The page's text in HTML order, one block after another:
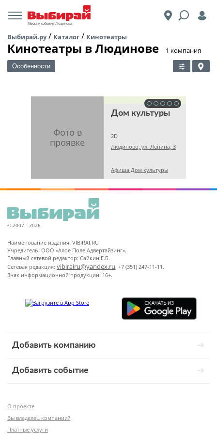
Места и события Людинова
Выбирай.ру/ Каталог / Кинотеатры
Кинотеатры в Людинове ​1 компания
Особенности
Дом культуры
2D
Людиново, ул. Ленина, 3
Афиша Дом культуры
© 2007—2026
Наименование издания: VIBIRAI.RU
Учредитель: ООО «Алое Поле Адвертайзинг».
Главный сетевой редактор: Сайкин Е.Б.
Сетевая редакция: vibirairu@yandex.ru, +7 (351) 247-11-11.
Знак информационной продукции: 16+.
Добавить компанию
Добавить событие
О проекте
Вы владелец компании?
Платные услуги